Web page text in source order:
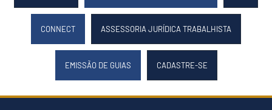
CONNECT ASSESSORIA JURÍDICA TRABALHISTA
EMISSÃO DE GUIAS CADASTRE-SE